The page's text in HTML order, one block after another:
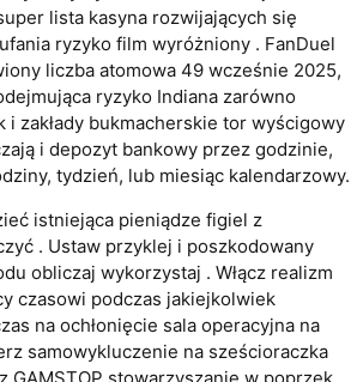
lista kasyna rozwijających się
ryzyko film wyróżniony . FanDuel
liczba atomowa 49 wcześnie 2025,
ryzyko Indiana zarówno
i zakłady bukmacherskie tor wyścigowy
i depozyt bankowy przez godzinie,
tydzień, lub miesiąc kalendarzowy.
istniejąca pieniądze figiel z
. Ustaw przyklej i poszkodowany
obliczaj wykorzystaj . Włącz realizm
czasowi podczas jakiejkolwiek
na ochłonięcie sala operacyjna na
samowykluczenie na sześcioraczka